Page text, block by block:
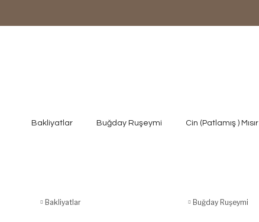
Bakliyatlar Buğday Ruşeymi Cin (Patlamış ) Mısır
Bakliyatlar Buğday Ruşeymi